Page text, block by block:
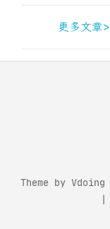
更多文章>
Theme by Vdoing